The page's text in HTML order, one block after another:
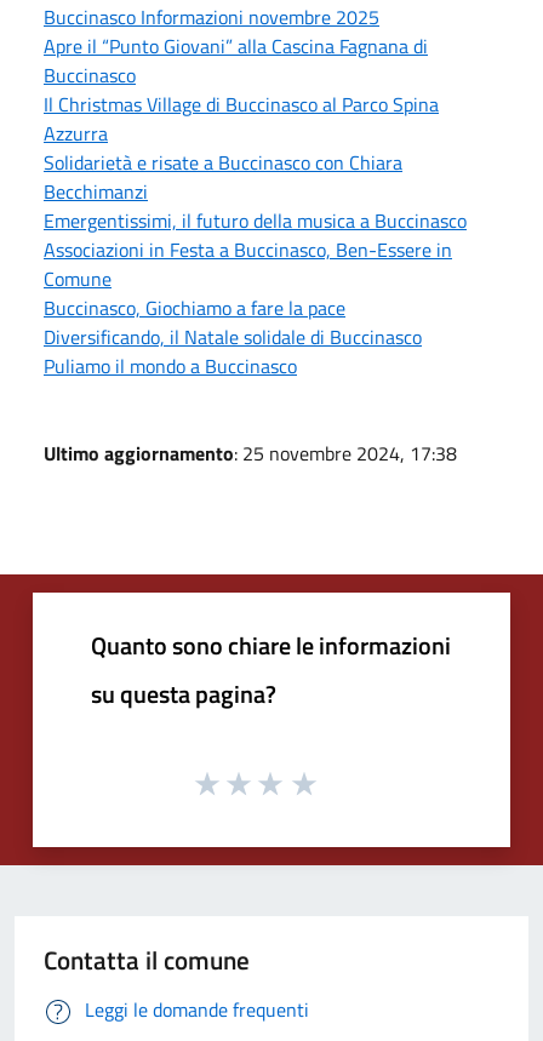
Buccinasco Informazioni novembre 2025
Apre il “Punto Giovani” alla Cascina Fagnana di
Buccinasco
Il Christmas Village di Buccinasco al Parco Spina
Azzurra
Solidarietà e risate a Buccinasco con Chiara
Becchimanzi
Emergentissimi, il futuro della musica a Buccinasco
Associazioni in Festa a Buccinasco, Ben-Essere in
Comune
Buccinasco, Giochiamo a fare la pace
Diversificando, il Natale solidale di Buccinasco
Puliamo il mondo a Buccinasco
Ultimo aggiornamento: 25 novembre 2024, 17:38
Quanto sono chiare le informazioni
su questa pagina?
Contatta il comune
Leggi le domande frequenti